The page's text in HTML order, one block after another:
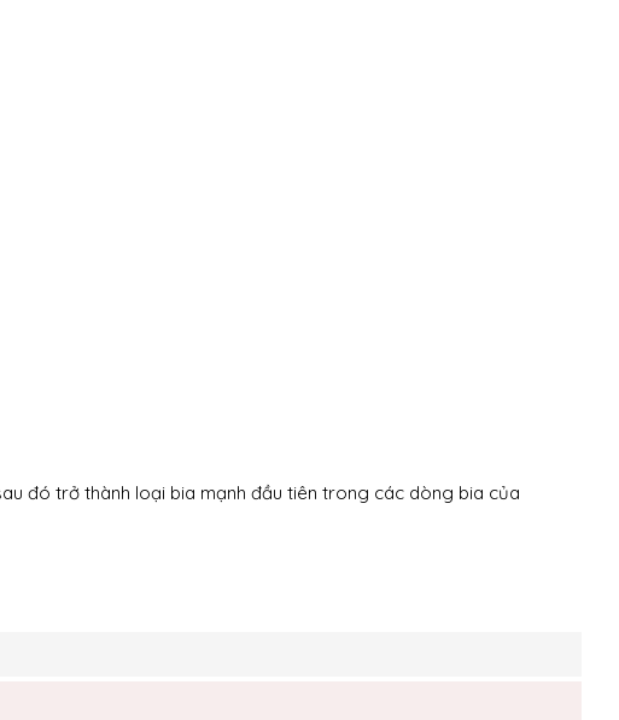
đó trở thành loại bia mạnh đầu tiên trong các dòng bia của